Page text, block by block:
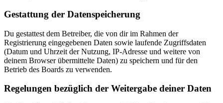
Gestattung der Datenspeicherung
Du gestattest dem Betreiber, die von dir im Rahmen der
Registrierung eingegebenen Daten sowie laufende Zugriffsdaten
(Datum und Uhrzeit der Nutzung, IP-Adresse und weitere von
deinem Browser übermittelte Daten) zu speichern und für den
Betrieb des Boards zu verwenden.
Regelungen bezüglich der Weitergabe deiner Daten